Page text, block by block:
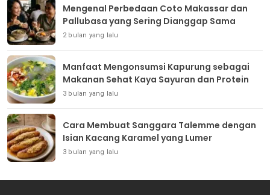
Mengenal Perbedaan Coto Makassar dan
Pallubasa yang Sering Dianggap Sama
2 bulan yang lalu
Manfaat Mengonsumsi Kapurung sebagai
Makanan Sehat Kaya Sayuran dan Protein
3 bulan yang lalu
Cara Membuat Sanggara Talemme dengan
Isian Kacang Karamel yang Lumer
3 bulan yang lalu